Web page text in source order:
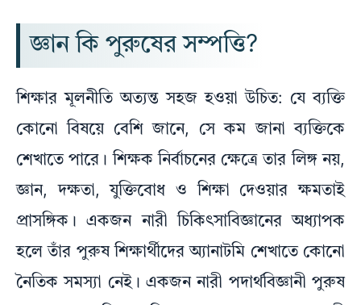
জ্ঞান কি পুরুষের সম্পত্তি?
শিক্ষার মূলনীতি অত্যন্ত সহজ হওয়া উচিত: যে ব্যক্তি
কোনো বিষয়ে বেশি জানে, সে কম জানা ব্যক্তিকে
শেখাতে পারে। শিক্ষক নির্বাচনের ক্ষেত্রে তার লিঙ্গ নয়,
জ্ঞান, দক্ষতা, যুক্তিবোধ ও শিক্ষা দেওয়ার ক্ষমতাই
প্রাসঙ্গিক। একজন নারী চিকিৎসাবিজ্ঞানের অধ্যাপক
হলে তাঁর পুরুষ শিক্ষার্থীদের অ্যানাটমি শেখাতে কোনো
নৈতিক সমস্যা নেই। একজন নারী পদার্থবিজ্ঞানী পুরুষ